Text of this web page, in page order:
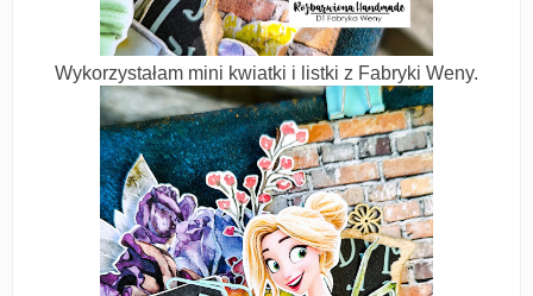
Wykorzystałam mini kwiatki i listki z Fabryki Weny.